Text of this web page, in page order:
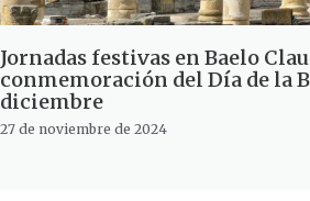
Jornadas festivas en Baelo
conmemoración del Día de la
diciembre
27 de noviembre de 2024